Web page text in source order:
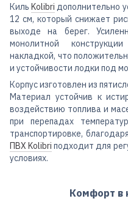
КильKolibri дополнительно
12 см, который снижает
выходе на берег.
монолитной
накладкой, что
и устойчивости лодки под
Корпус изготовлен из
Материал устойчив к
воздействию топлива и
при перепадах
транспортировке,
ПВХ Kolibri подходит для
условиях.
Комфорт в